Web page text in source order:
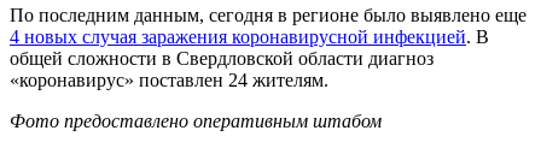
По последним данным, сегодня в регионе было выявлено еще
4 новых случая заражения коронавирусной инфекцией. В
общей сложности в Свердловской области диагноз
«коронавирус» поставлен 24 жителям.
Фото предоставлено оперативным штабом